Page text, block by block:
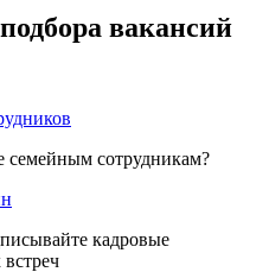
вакансий
семейным сотрудникам?
кадровые